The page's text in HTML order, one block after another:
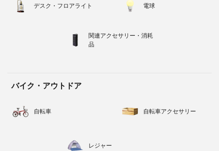
デスク・フロアライト 電球
関連アクセサリー・消耗
品
バイク・アウトドア
自転車 自転車アクセサリー
レジャー